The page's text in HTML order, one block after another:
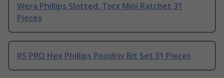
Wera Phillips Slotted, Torx Mini Ratchet 31
Pieces
RS PRO Hex Phillips Pozidriv Bit Set 31 Pieces